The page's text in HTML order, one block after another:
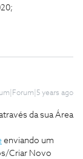
years ago
da sua Área
enviando um
Criar Novo